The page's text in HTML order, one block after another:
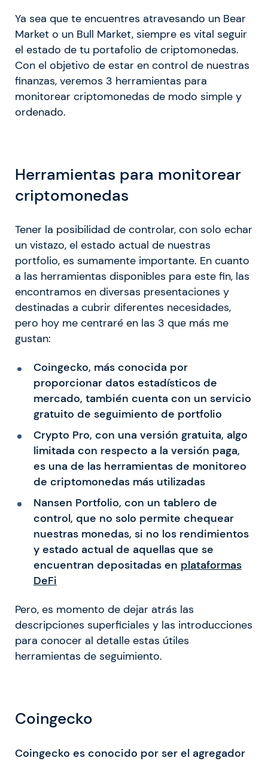
Ya sea que te encuentres atravesando un Bear
Market o un Bull Market, siempre es vital seguir
el estado de tu portafolio de criptomonedas.
Con el objetivo de estar en control de nuestras
finanzas, veremos 3 herramientas para
monitorear criptomonedas de modo simple y
ordenado.
Herramientas para monitorear
criptomonedas
Tener la posibilidad de controlar, con solo echar
un vistazo, el estado actual de nuestras
portfolio, es sumamente importante. En cuanto
a las herramientas disponibles para este fin, las
encontramos en diversas presentaciones y
destinadas a cubrir diferentes necesidades,
pero hoy me centraré en las 3 que más me
gustan:
Coingecko, más conocida por
proporcionar datos estadísticos de
mercado, también cuenta con un servicio
gratuito de seguimiento de portfolio
Crypto Pro, con una versión gratuita, algo
limitada con respecto a la versión paga,
es una de las herramientas de monitoreo
de criptomonedas más utilizadas
Nansen Portfolio, con un tablero de
control, que no solo permite chequear
nuestras monedas, si no los rendimientos
y estado actual de aquellas que se
encuentran depositadas en plataformas
DeFi
Pero, es momento de dejar atrás las
descripciones superficiales y las introducciones
para conocer al detalle estas útiles
herramientas de seguimiento.
Coingecko
Coingecko es conocido por ser el agregador